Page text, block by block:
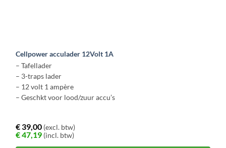
Cellpower acculader 12Volt 1A
– Tafellader
– 3-traps lader
– 12 volt 1 ampère
– Geschkt voor lood/zuur accu’s
€39,00 (excl. btw)
€47,19 (incl. btw)